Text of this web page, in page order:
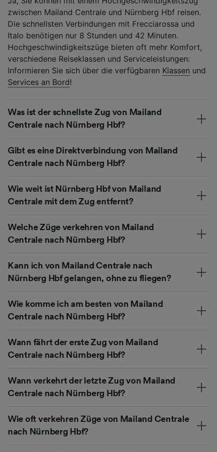
zwischen Mailand Centrale und Nürnberg Hbf reisen.
Die schnellsten Verbindungen mit Frecciarossa und
Italo benötigen nur 8 Stunden und 42 Minuten.
Hochgeschwindigkeitszüge bieten oft mehr Komfort,
verschiedene Reiseklassen und Serviceleistungen:
Informieren Sie sich über die verfügbaren Klassen und
Services an Bord!
Was ist der schnellste Zug von Mailand
Centrale nach Nürnberg Hbf?
Gibt es eine Direktverbindung von Mailand
Centrale nach Nürnberg Hbf?
Wie weit ist Nürnberg Hbf von Mailand
Centrale mit dem Zug entfernt?
Welche Züge verkehren von Mailand
Centrale nach Nürnberg Hbf?
Kann ich von Mailand Centrale nach
Nürnberg Hbf gelangen, ohne zu fliegen?
Wie komme ich am besten von Mailand
Centrale nach Nürnberg Hbf?
Wann fährt der erste Zug von Mailand
Centrale nach Nürnberg Hbf?
Wann verkehrt der letzte Zug von Mailand
Centrale nach Nürnberg Hbf?
Wie oft verkehren Züge von Mailand Centrale
nach Nürnberg Hbf?